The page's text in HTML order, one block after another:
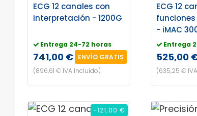
ECG 12 canales con
interpretación - 1200G
Entrega 24-72 horas
741,00 € ENVÍO GRATIS
(896,61 € IVA Incluido)
ECG 12
- iMAC
Entrega
525,00
(635,25 €
-121,00 €